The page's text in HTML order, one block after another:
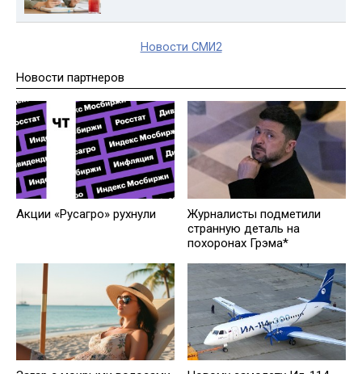
Новости СМИ2
Новости партнеров
Акции «Русагро» рухнули
Журналисты подметили
странную деталь на
похоронах Грэма*